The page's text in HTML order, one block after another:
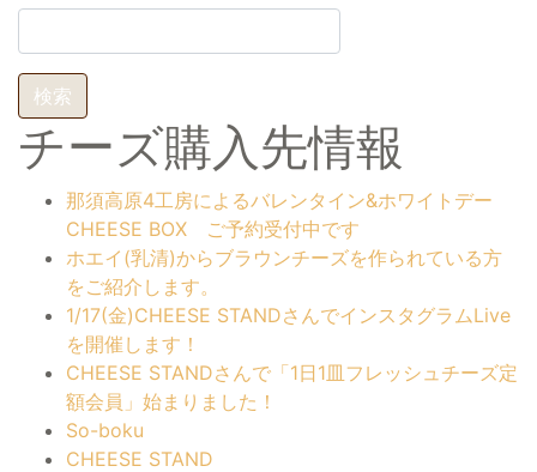
索:
チーズ購入先情報
那須高原4工房によるバレンタイン&ホワイトデー
CHEESE BOX ご予約受付中です
ホエイ(乳清)からブラウンチーズを作られている方
をご紹介します。
1/17(金)CHEESE STANDさんでインスタグラムLive
を開催します！
CHEESE STANDさんで「1日1皿フレッシュチーズ定
額会員」始まりました！
So-boku
CHEESE STAND